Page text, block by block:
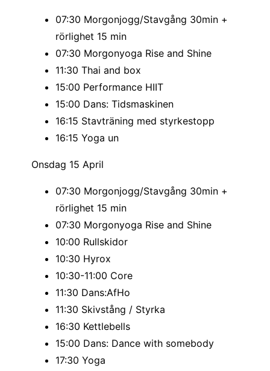
07:30 Morgonjogg/Stavgång 30min +
rörlighet 15 min
07:30 Morgonyoga Rise and Shine
11:30 Thai and box
15:00 Performance HIIT
15:00 Dans: Tidsmaskinen
16:15 Stavträning med styrkestopp
16:15 Yoga un
Onsdag 15 April
07:30 Morgonjogg/Stavgång 30min +
rörlighet 15 min
07:30 Morgonyoga Rise and Shine
10:00 Rullskidor
10:30 Hyrox
10:30-11:00 Core
11:30 Dans:AfHo
11:30 Skivstång / Styrka
16:30 Kettlebells
15:00 Dans: Dance with somebody
17:30 Yoga